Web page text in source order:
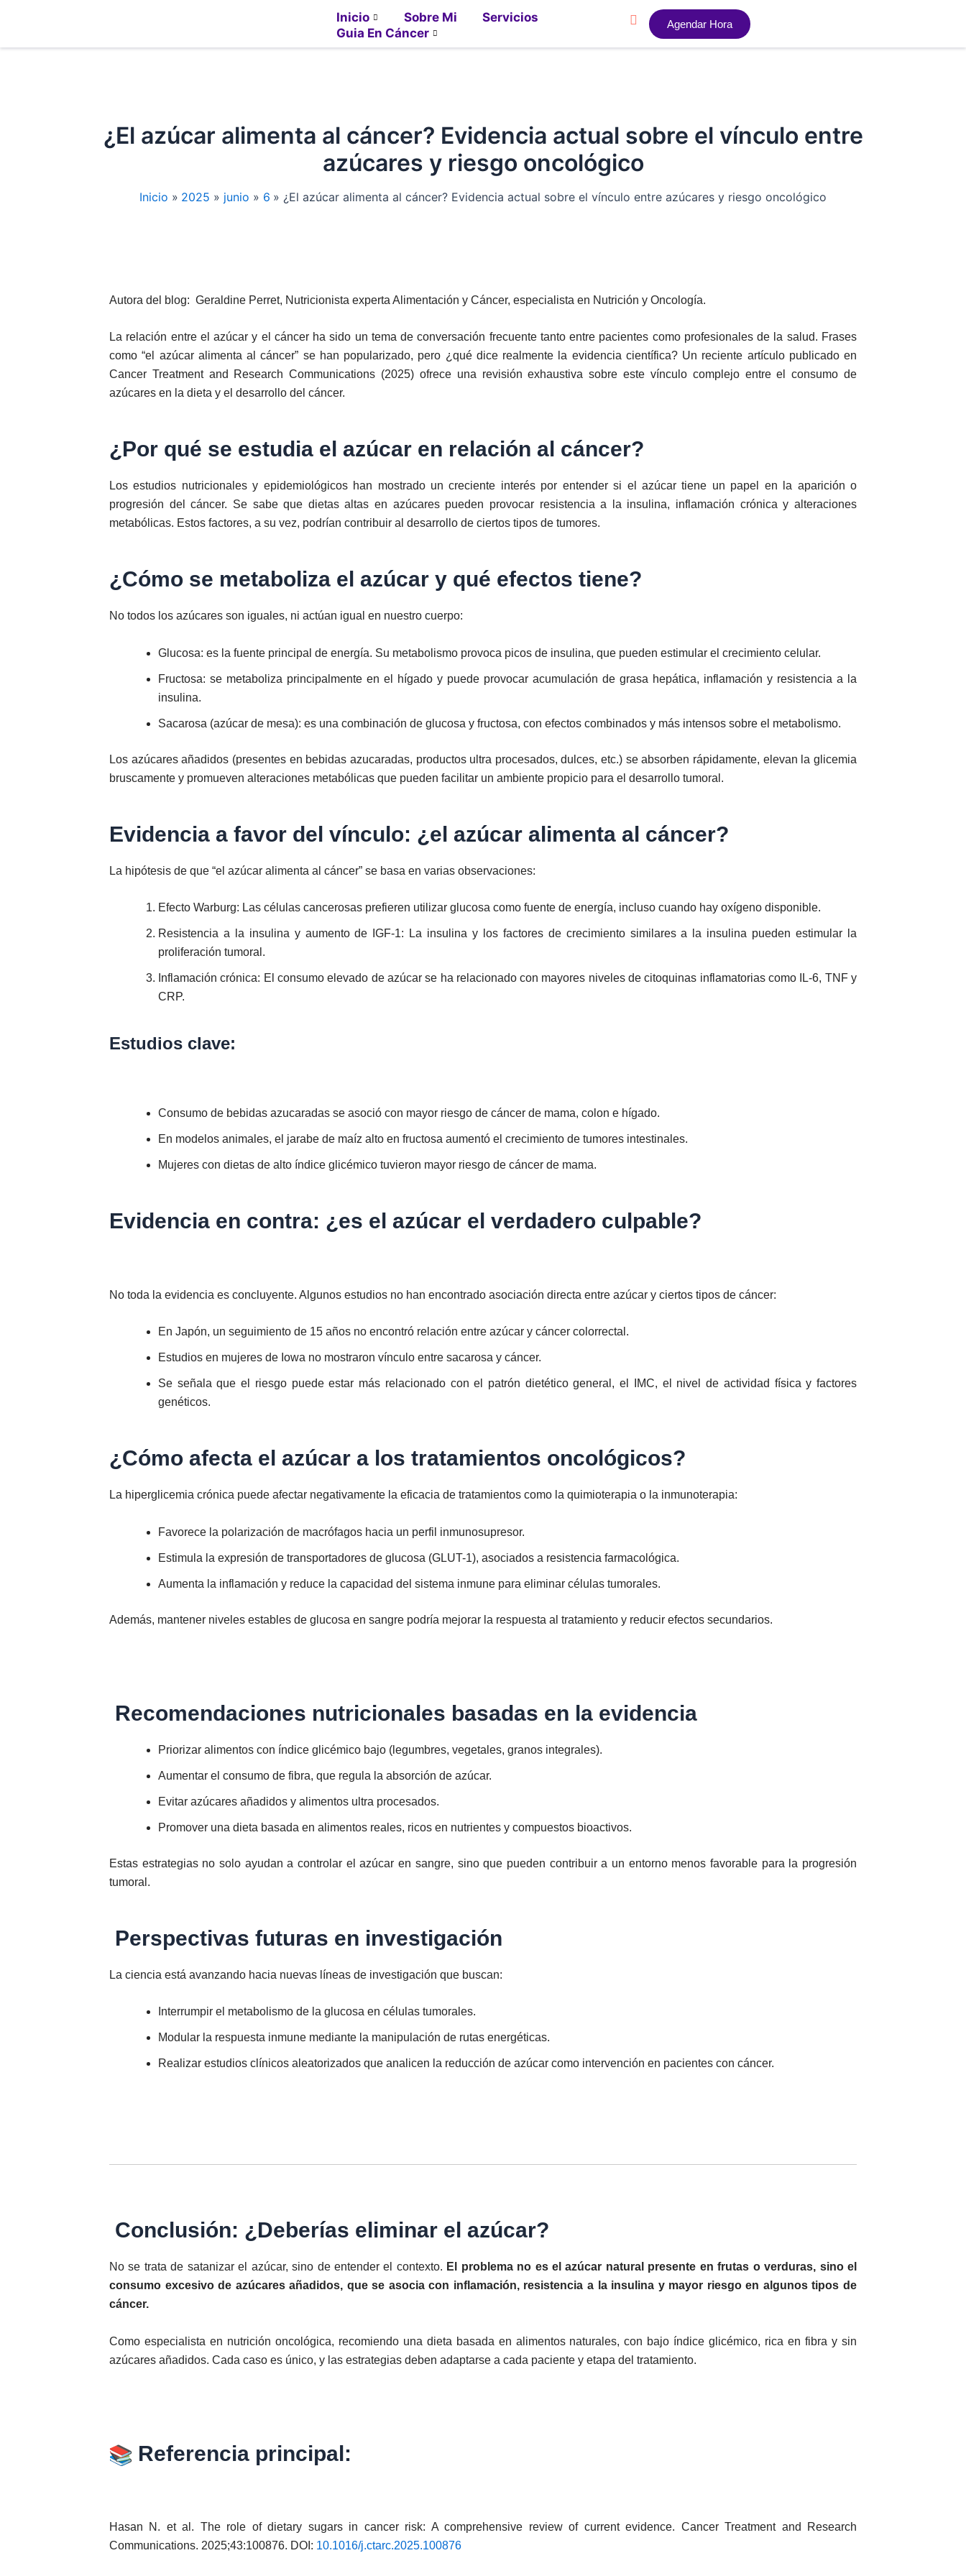
contenido
Inicio Sobre Mi
Servicios
Guia En Cáncer
Agendar Hora
¿El azúcar alimenta al cáncer? Evidencia actual sobre el vínculo entre
azúcares y riesgo oncológico
Inicio 2025 junio 6 ¿El azúcar alimenta al cáncer? Evidencia actual sobre el vínculo entre azúcares y riesgo oncológico
Autora del blog: Geraldine Perret, Nutricionista experta Alimentación y Cáncer, especialista en Nutrición y Oncología.
La relación entre el azúcar y el cáncer ha sido un tema de conversación frecuente tanto entre pacientes como profesionales de la salud. Frases
como “el azúcar alimenta al cáncer” se han popularizado, pero ¿qué dice realmente la evidencia científica? Un reciente artículo publicado en
Cancer Treatment and Research Communications (2025) ofrece una revisión exhaustiva sobre este vínculo complejo entre el consumo de
azúcares en la dieta y el desarrollo del cáncer.
¿Por qué se estudia el azúcar en relación al cáncer?
Los estudios nutricionales y epidemiológicos han mostrado un creciente interés por entender si el azúcar tiene un papel en la aparición o
progresión del cáncer. Se sabe que dietas altas en azúcares pueden provocar resistencia a la insulina, inflamación crónica y alteraciones
metabólicas. Estos factores, a su vez, podrían contribuir al desarrollo de ciertos tipos de tumores.
¿Cómo se metaboliza el azúcar y qué efectos tiene?
No todos los azúcares son iguales, ni actúan igual en nuestro cuerpo:
Glucosa: es la fuente principal de energía. Su metabolismo provoca picos de insulina, que pueden estimular el crecimiento celular.
Fructosa: se metaboliza principalmente en el hígado y puede provocar acumulación de grasa hepática, inflamación y resistencia a la
insulina.
Sacarosa (azúcar de mesa): es una combinación de glucosa y fructosa, con efectos combinados y más intensos sobre el metabolismo.
Los azúcares añadidos (presentes en bebidas azucaradas, productos ultra procesados, dulces, etc.) se absorben rápidamente, elevan la glicemia
bruscamente y promueven alteraciones metabólicas que pueden facilitar un ambiente propicio para el desarrollo tumoral.
Evidencia a favor del vínculo: ¿el azúcar alimenta al cáncer?
La hipótesis de que “el azúcar alimenta al cáncer” se basa en varias observaciones:
Efecto Warburg: Las células cancerosas prefieren utilizar glucosa como fuente de energía, incluso cuando hay oxígeno disponible.
Resistencia a la insulina y aumento de IGF-1: La insulina y los factores de crecimiento similares a la insulina pueden estimular la
proliferación tumoral.
Inflamación crónica: El consumo elevado de azúcar se ha relacionado con mayores niveles de citoquinas inflamatorias como IL-6, TNF y
CRP.
Estudios clave:
Consumo de bebidas azucaradas se asoció con mayor riesgo de cáncer de mama, colon e hígado.
En modelos animales, el jarabe de maíz alto en fructosa aumentó el crecimiento de tumores intestinales.
Mujeres con dietas de alto índice glicémico tuvieron mayor riesgo de cáncer de mama.
Evidencia en contra: ¿es el azúcar el verdadero culpable?
No toda la evidencia es concluyente. Algunos estudios no han encontrado asociación directa entre azúcar y ciertos tipos de cáncer:
En Japón, un seguimiento de 15 años no encontró relación entre azúcar y cáncer colorrectal.
Estudios en mujeres de Iowa no mostraron vínculo entre sacarosa y cáncer.
Se señala que el riesgo puede estar más relacionado con el patrón dietético general, el IMC, el nivel de actividad física y factores
genéticos.
¿Cómo afecta el azúcar a los tratamientos oncológicos?
La hiperglicemia crónica puede afectar negativamente la eficacia de tratamientos como la quimioterapia o la inmunoterapia:
Favorece la polarización de macrófagos hacia un perfil inmunosupresor.
Estimula la expresión de transportadores de glucosa (GLUT-1), asociados a resistencia farmacológica.
Aumenta la inflamación y reduce la capacidad del sistema inmune para eliminar células tumorales.
Además, mantener niveles estables de glucosa en sangre podría mejorar la respuesta al tratamiento y reducir efectos secundarios.
Recomendaciones nutricionales basadas en la evidencia
Priorizar alimentos con índice glicémico bajo (legumbres, vegetales, granos integrales).
Aumentar el consumo de fibra, que regula la absorción de azúcar.
Evitar azúcares añadidos y alimentos ultra procesados.
Promover una dieta basada en alimentos reales, ricos en nutrientes y compuestos bioactivos.
Estas estrategias no solo ayudan a controlar el azúcar en sangre, sino que pueden contribuir a un entorno menos favorable para la progresión
tumoral.
Perspectivas futuras en investigación
La ciencia está avanzando hacia nuevas líneas de investigación que buscan:
Interrumpir el metabolismo de la glucosa en células tumorales.
Modular la respuesta inmune mediante la manipulación de rutas energéticas.
Realizar estudios clínicos aleatorizados que analicen la reducción de azúcar como intervención en pacientes con cáncer.
Conclusión: ¿Deberías eliminar el azúcar?
No se trata de satanizar el azúcar, sino de entender el contexto. El problema no es el azúcar natural presente en frutas o verduras, sino el
consumo excesivo de azúcares añadidos, que se asocia con inflamación, resistencia a la insulina y mayor riesgo en algunos tipos de
cáncer.
Como especialista en nutrición oncológica, recomiendo una dieta basada en alimentos naturales, con bajo índice glicémico, rica en fibra y sin
azúcares añadidos. Cada caso es único, y las estrategias deben adaptarse a cada paciente y etapa del tratamiento.
Referencia principal:
Hasan N. et al. The role of dietary sugars in cancer risk: A comprehensive review of current evidence. Cancer Treatment and Research
Communications. 2025;43:100876. DOI: 10.1016/j.ctarc.2025.100876